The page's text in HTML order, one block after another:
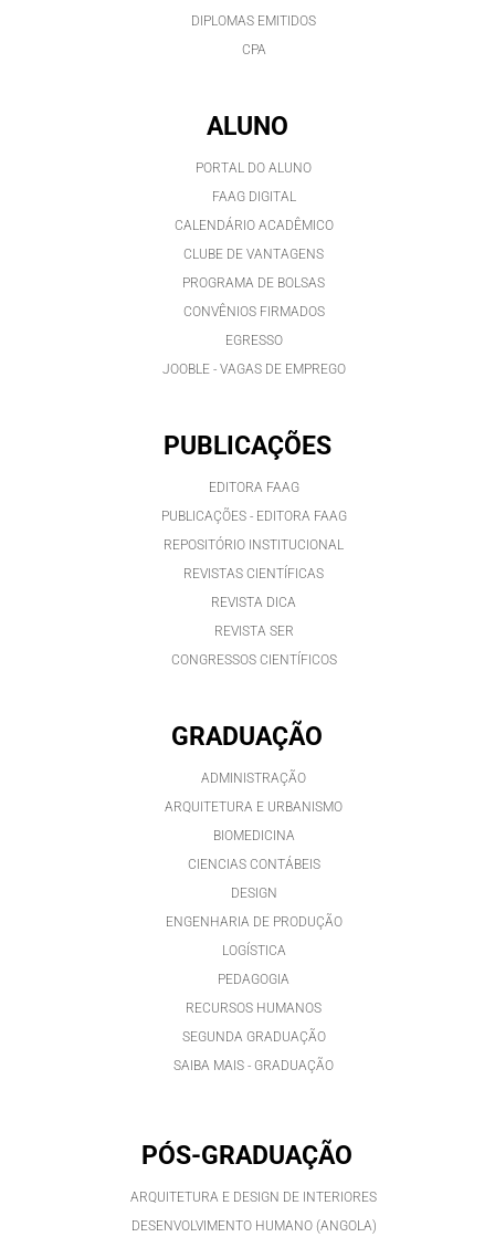
DIPLOMAS EMITIDOS
CPA
ALUNO
PORTAL DO ALUNO
FAAG DIGITAL
CALENDÁRIO ACADÊMICO
CLUBE DE VANTAGENS
PROGRAMA DE BOLSAS
CONVÊNIOS FIRMADOS
EGRESSO
JOOBLE - VAGAS DE EMPREGO
PUBLICAÇÕES
EDITORA FAAG
PUBLICAÇÕES - EDITORA FAAG
REPOSITÓRIO INSTITUCIONAL
REVISTAS CIENTÍFICAS
REVISTA DICA
REVISTA SER
CONGRESSOS CIENTÍFICOS
GRADUAÇÃO
ADMINISTRAÇÃO
ARQUITETURA E URBANISMO
BIOMEDICINA
CIENCIAS CONTÁBEIS
DESIGN
ENGENHARIA DE PRODUÇÃO
LOGÍSTICA
PEDAGOGIA
RECURSOS HUMANOS
SEGUNDA GRADUAÇÃO
SAIBA MAIS - GRADUAÇÃO
PÓS-GRADUAÇÃO
ARQUITETURA E DESIGN DE INTERIORES
DESENVOLVIMENTO HUMANO (ANGOLA)